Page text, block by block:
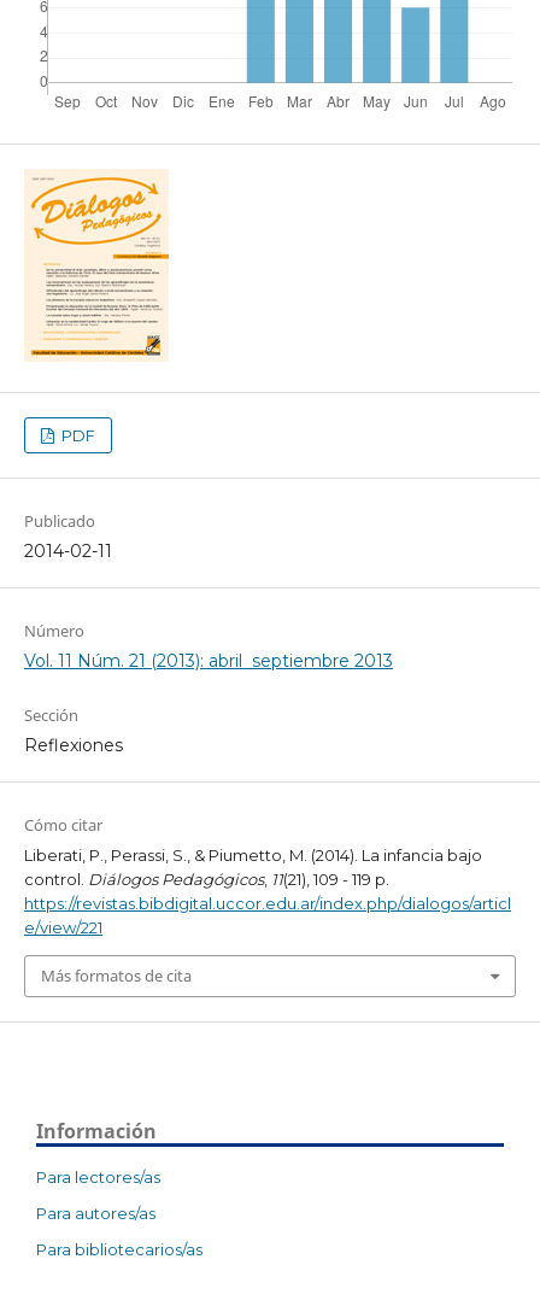
PDF
Publicado
2014-02-11
Número
Vol. 11 Núm. 21 (2013): abril  septiembre 2013
Sección
Reflexiones
Cómo citar
Liberati, P., Perassi, S., & Piumetto, M. (2014). La infancia bajo
control. Diálogos Pedagógicos, 11(21), 109 - 119 p.
https://revistas.bibdigital.uccor.edu.ar/index.php/dialogos/articl
e/view/221
Más formatos de cita
Información
Para lectores/as
Para autores/as
Para bibliotecarios/as